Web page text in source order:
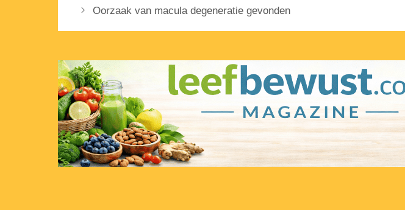
Oorzaak van macula degeneratie gevonden